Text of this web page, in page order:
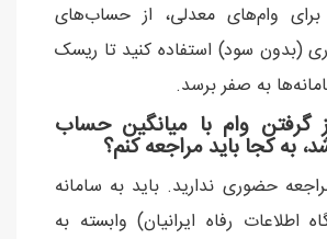
وام‌های معدلی، از حساب‌های
(بدون سود) استفاده کنید تا ریسک
به صفر برسد.
گرفتن وام با میانگین حساب
به کجا باید مراجعه کنم؟
حضوری ندارید. باید به سامانه
اطلاعات رفاه ایرانیان) وابسته به